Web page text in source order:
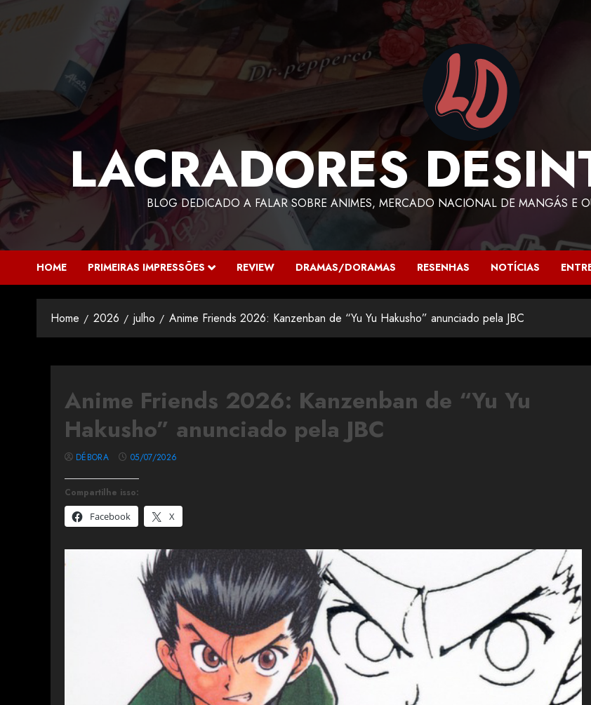
LACRADORES
BLOG DEDICADO A FALAR SOBRE ANIMES, MERCADO NACIONAL DE MANGÁS E
HOME PRIMEIRAS IMPRESSÕES REVIEW DRAMAS/DORAMAS RESENHAS NOTÍCIAS
Home 2026 julho Anime Friends 2026: Kanzenban de “Yu Yu Hakusho” anunciado pela JBC
Anime Friends 2026: Kanzenban de “Yu Yu
Hakusho” anunciado pela JBC
Compartilhe isso:
Facebook
X
DÉBORA 05/07/2026